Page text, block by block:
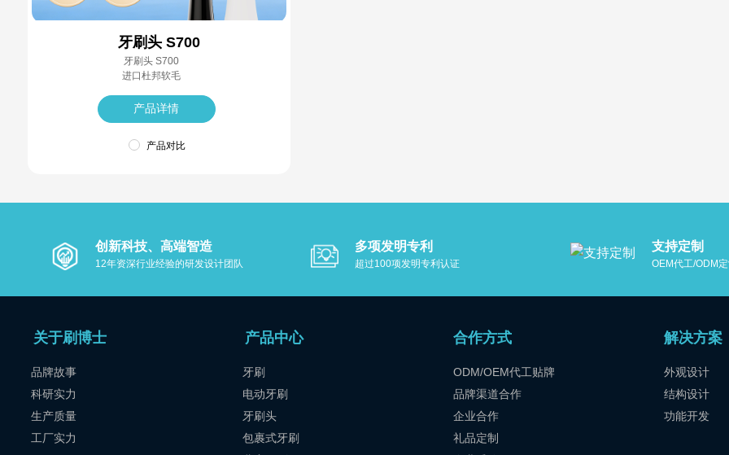
牙刷头 S700
牙刷头 S700
进口杜邦软毛
产品详情
产品对比
创新科技、高端智造
12年资深行业经验的研发设计团队
多项发明专利
超过100项发明专利认证
支持定制
OEM代工/ODM
关于刷博士
品牌故事
科研实力
生产质量
工厂实力
产品中心
牙刷
电动牙刷
牙刷头
包裹式牙刷
合作方式
ODM/OEM代工贴牌
品牌渠道合作
企业合作
礼品定制
解决方案
外观设计
结构设计
功能开发